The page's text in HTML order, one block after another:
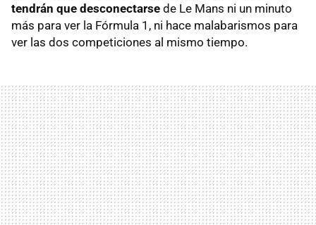
tendrán que desconectarse de Le Mans ni un minuto
más para ver la Fórmula 1, ni hace malabarismos para
ver las dos competiciones al mismo tiempo.